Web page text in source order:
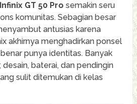
Infinix GT 50 Pro semakin seru
komunitas. Sebagian besar
antusias karena
akhirnya menghadirkan ponsel
punya identitas. Banyak
baterai, dan pendingin
sulit ditemukan di kelas